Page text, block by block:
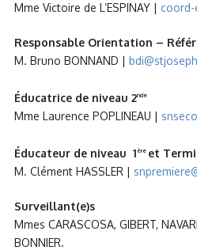
Mme Victoire de L’ESPINAY | coord-
Responsable Orientation –
M. Bruno BONNAND |
Éducatrice de niveau 2nde
Mme Laurence POPLINEAU |
Éducateur de niveau 1 ère et
M. Clément HASSLER |
Surveillant(e)s
Mmes CARASCOSA, GIBERT,
BONNIER.